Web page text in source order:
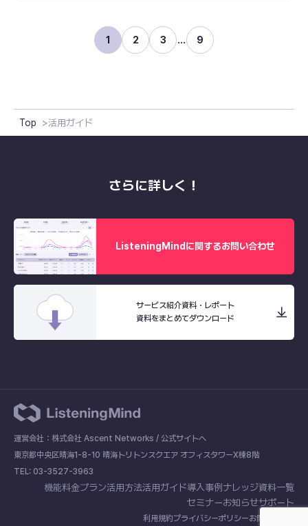
1 2 3 … 9
Top 活用ガイド
さらに詳しく！
ListeningMindに関するお問い合わせ
サービス紹介資料・レポート
資料をまとめてダウンロード
運営会社：株式会社 Ascent Networks / 公式サイトへ
東京都中央区晴海1-8-10 晴海トリトンスクエア オフィスタワーX棟8階
TEL: 03-3527-3963
機能料金プラン活用方法活用ガイド導入事例 ナレッジ資料一覧
セミナーお知らせサポート
利用規約プライバシーポリシーお問い合わせ